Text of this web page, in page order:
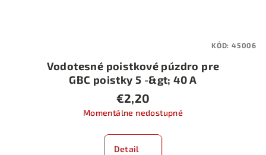
Vodotesné poistkové púzdro pre
GBC poistky 5 -&gt; 40 A
€2,20
Momentálne nedostupné
Detail
KÓD: 45006